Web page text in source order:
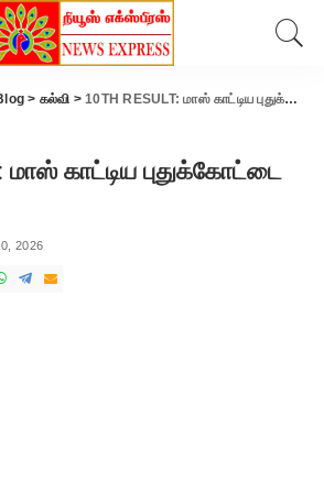
> கல்வி >10TH RESULT: மாஸ் காட்டிய புதுக்கோட்டை மாவட்டம்
மாஸ் காட்டிய புதுக்கோட்டை
2026